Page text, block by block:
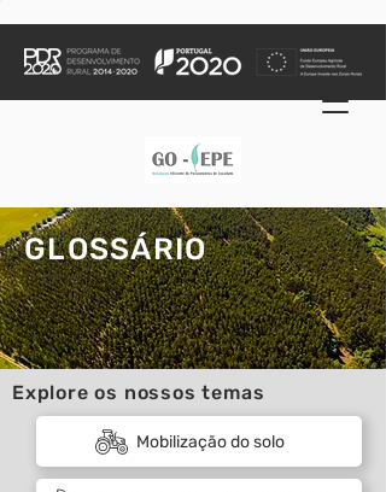
GLOSSÁRIO
Explore os nossos temas
Mobilização do solo